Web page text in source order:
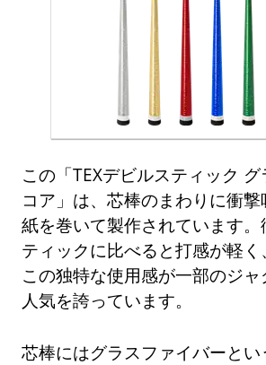
この「TEXデビルスティック
コア」は、芯棒のまわりに衝
紙を巻いて製作されています
ティックに比べると打感が軽く
この独特な使用感が一部のジ
人気を誇っています。
芯棒にはグラスファイバーとい